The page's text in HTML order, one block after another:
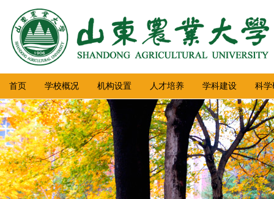
首页 学校概况 机构设置 人才培养 学科建设 科学